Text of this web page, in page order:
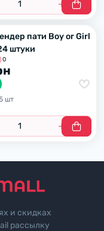
пати Boy or Girl
штуки
0
шт
и скидках
рассылку